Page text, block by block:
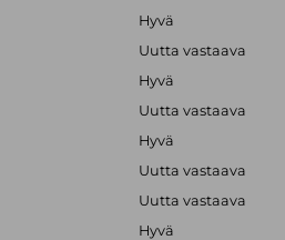
Hyvä
Uutta vastaava
Hyvä
Uutta vastaava
Hyvä
Uutta vastaava
Uutta vastaava
Hyvä